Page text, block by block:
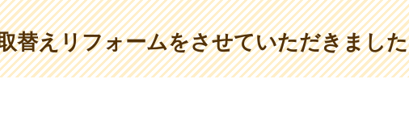
替えリフォームをさせていただきました